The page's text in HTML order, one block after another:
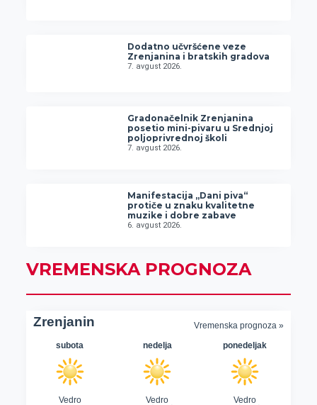
Dodatno učvršćene veze
Zrenjanina i bratskih gradova
7. avgust 2026.
Gradonačelnik Zrenjanina
posetio mini-pivaru u Srednjoj
poljoprivrednoj školi
7. avgust 2026.
Manifestacija „Dani piva“
protiče u znaku kvalitetne
muzike i dobre zabave
6. avgust 2026.
VREMENSKA PROGNOZA